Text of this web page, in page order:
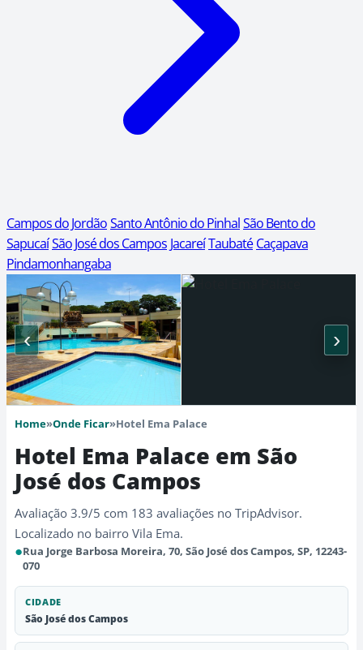
Campos do JordãoSanto Antônio do PinhalSão Bento do
SapucaíSão José dos Campos JacareíTaubaté Caçapava
Pindamonhangaba
‹ ›
Home»Onde Ficar»Hotel Ema Palace
Hotel Ema Palace em São
José dos Campos
Avaliação 3.9/5 com 183 avaliações no TripAdvisor.
Localizado no bairro Vila Ema.
●Rua Jorge Barbosa Moreira, 70, São José dos Campos, SP, 12243-
070
CIDADE
São José dos Campos